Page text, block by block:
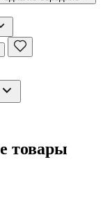
товары